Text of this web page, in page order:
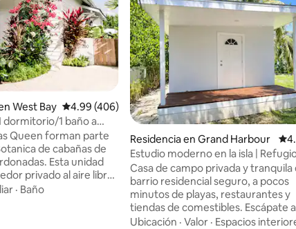
West Bay Calificación promedio: 4.99 de 5; 406
4.99 (406)
dormitorio/1 baño a
y de 7 Mile Beach
Queen forman parte
de cabañas de
Esta unidad
privado al aire libre
En Botanica, nos
· Baño
Residencia en Grand Harbour
Estudio moderno en la isla |
tranquilo en el jardín
Casa de campo privada y tranquila
barrio residencial seguro, a pocos
minutos de playas, restaurantes y
tiendas de comestibles. Escápate a este
acogedor estudio escondido en la
Ubicación · Valor · Espacios